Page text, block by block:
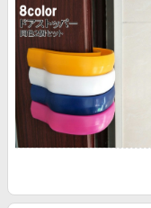
ファッション・インナ
食品・スイーツ・お酒
日用品・キッチン用品
コスメ・健康・医薬品
キッズ・ベビー用品
家電・PC・スマホ・カ
リーベイツ注目ストア
初回購入者限定特典
対象ストア新規限定特典
新着ストアのご紹介
電子書籍特集
楽天サービス特集
ヘルプ
友達紹介
楽天IDでログイン/会